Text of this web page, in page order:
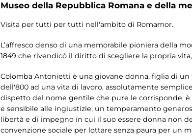
Museo della Repubblica Romana e della
Visita per tutti per tutti nell'ambito di Romamor.
L’affresco denso di una memorabile pioniera della
1849 che rivendicò il diritto di scegliere la propria
Colomba Antonietti è una giovane donna, figlia di
dell'800 ad una vita di lavoro, assolutamente
dispetto del nome gentile che pure le corrisponde,
e sensibile alle ingiustizie, un temperamento
libertà e di impegno in cui il suo essere donna non
convenzione sociale per lottare senza paura per un